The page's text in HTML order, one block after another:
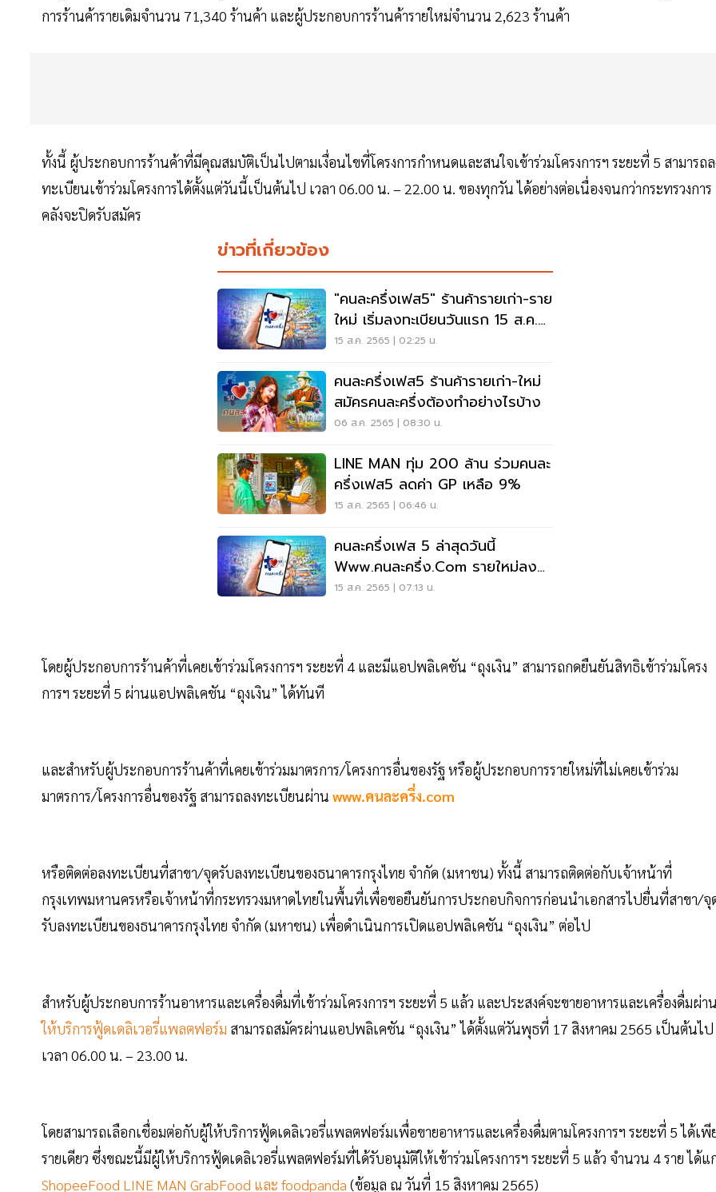
การร้านค้ารายเดิมจำนวน 71,340 ร้านค้า และผู้ประกอบการร้านค้ารายใหม่จำนวน 2,623 ร้านค้า
ทั้งนี้ ผู้ประกอบการร้านค้าที่มีคุณสมบัติเป็นไปตามเงื่อนไขที่โครงการกำหนดและสนใจเข้าร่วมโครงการฯ ระยะที่ 5 สามารถล
ทะเบียนเข้าร่วมโครงการได้ตั้งแต่วันนี้เป็นต้นไป เวลา 06.00 น. – 22.00 น. ของทุกวัน ได้อย่างต่อเนื่องจนกว่ากระทรวงการ
คลังจะปิดรับสมัคร
ข่าวที่เกี่ยวข้อง
"คนละครึ่งเฟส5" ร้านค้ารายเก่า-ราย
ใหม่ เริ่มลงทะเบียนวันแรก 15 ส.ค.
เช็คเลย
15 ส.ค. 2565 | 02:25 น.
คนละครึ่งเฟส5 ร้านค้ารายเก่า-ใหม่
สมัครคนละครึ่งต้องทำอย่างไรบ้าง
06 ส.ค. 2565 | 08:30 น.
LINE MAN ทุ่ม 200 ล้าน ร่วมคนละ
ครึ่งเฟส5 ลดค่า GP เหลือ 9%
15 ส.ค. 2565 | 06:46 น.
คนละครึ่งเฟส 5 ล่าสุดวันนี้
Www.คนละครึ่ง.com รายใหม่ลง
ทะเบียนวันไหนดูด่วน
15 ส.ค. 2565 | 07:13 น.
โดยผู้ประกอบการร้านค้าที่เคยเข้าร่วมโครงการฯ ระยะที่ 4 และมีแอปพลิเคชัน “ถุงเงิน” สามารถกดยืนยันสิทธิเข้าร่วมโครง
การฯ ระยะที่ 5 ผ่านแอปพลิเคชัน “ถุงเงิน” ได้ทันที
และสำหรับผู้ประกอบการร้านค้าที่เคยเข้าร่วมมาตรการ/โครงการอื่นของรัฐ หรือผู้ประกอบการรายใหม่ที่ไม่เคยเข้าร่วม
มาตรการ/โครงการอื่นของรัฐ สามารถลงทะเบียนผ่าน www.คนละครึ่ง.com
หรือติดต่อลงทะเบียนที่สาขา/จุดรับลงทะเบียนของธนาคารกรุงไทย จำกัด (มหาชน) ทั้งนี้ สามารถติดต่อกับเจ้าหน้าที่
กรุงเทพมหานครหรือเจ้าหน้าที่กระทรวงมหาดไทยในพื้นที่เพื่อขอยืนยันการประกอบกิจการก่อนนำเอกสารไปยื่นที่สาขา/จุ
รับลงทะเบียนของธนาคารกรุงไทย จำกัด (มหาชน) เพื่อดำเนินการเปิดแอปพลิเคชัน “ถุงเงิน” ต่อไป
สำหรับผู้ประกอบการร้านอาหารและเครื่องดื่มที่เข้าร่วมโครงการฯ ระยะที่ 5 แล้ว และประสงค์จะขายอาหารและเครื่องดื่มผ่าน
ให้บริการฟู้ดเดลิเวอรี่แพลตฟอร์ม สามารถสมัครผ่านแอปพลิเคชัน “ถุงเงิน” ได้ตั้งแต่วันพุธที่ 17 สิงหาคม 2565 เป็นต้นไป
เวลา 06.00 น. – 23.00 น.
โดยสามารถเลือกเชื่อมต่อกับผู้ให้บริการฟู้ดเดลิเวอรี่แพลตฟอร์มเพื่อขายอาหารและเครื่องดื่มตามโครงการฯ ระยะที่ 5 ได้เพี
รายเดียว ซึ่งขณะนี้มีผู้ให้บริการฟู้ดเดลิเวอรี่แพลตฟอร์มที่ได้รับอนุมัติให้เข้าร่วมโครงการฯ ระยะที่ 5 แล้ว จำนวน 4 ราย ได้แ
ShopeeFood LINE MAN GrabFood และ foodpanda (ข้อมูล ณ วันที่ 15 สิงหาคม 2565)